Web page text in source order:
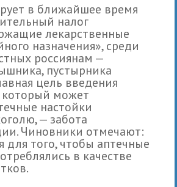
в ближайшее время
налог
лекарственные
назначения», среди
россиянам —
пустырника
цель введения
который может
настойки
— забота
Чиновники отмечают:
для того, чтобы аптечные
в качестве